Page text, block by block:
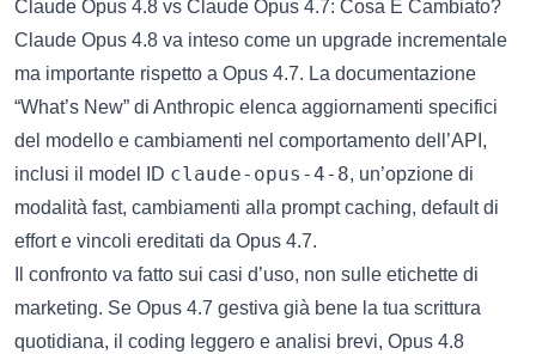
Claude Opus 4.8 vs Claude Opus 4.7: Cosa È Cambiato?
Claude Opus 4.8 va inteso come un upgrade incrementale
ma importante rispetto a Opus 4.7. La documentazione
“What’s New” di Anthropic elenca aggiornamenti specifici
del modello e cambiamenti nel comportamento dell’API,
inclusi il model ID claude-opus-4-8, un’opzione di
modalità fast, cambiamenti alla prompt caching, default di
effort e vincoli ereditati da Opus 4.7.
Il confronto va fatto sui casi d’uso, non sulle etichette di
marketing. Se Opus 4.7 gestiva già bene la tua scrittura
quotidiana, il coding leggero e analisi brevi, Opus 4.8